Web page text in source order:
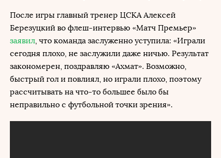
После игры главный тренер ЦСКА Алексей
Березуцкий во флеш-интервью «Матч Премьер»
заявил, что команда заслуженно уступила: «Играли
сегодня плохо, не заслужили даже ничью. Результат
закономерен, поздравляю «Ахмат». Возможно,
быстрый гол и повлиял, но играли плохо, поэтому
рассчитывать на что-то большее было бы
неправильно с футбольной точки зрения».